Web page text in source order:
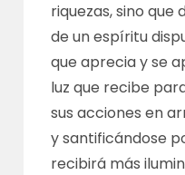
riquezas, sino que
de un espíritu
que aprecia y se
luz que recibe
sus acciones en
y santificándose
recibirá más